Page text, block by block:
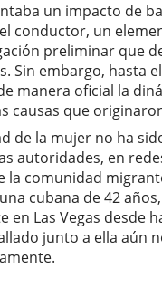
un impacto de
conductor, un
preliminar que
Sin embargo, hasta
manera oficial la
causas que
de la mujer no ha
autoridades, en
la comunidad
cubana de 42
en Las Vegas desde
junto a ella aún